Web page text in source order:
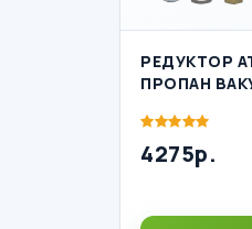
РЕДУКТОР
ПРОПАН
4275р.